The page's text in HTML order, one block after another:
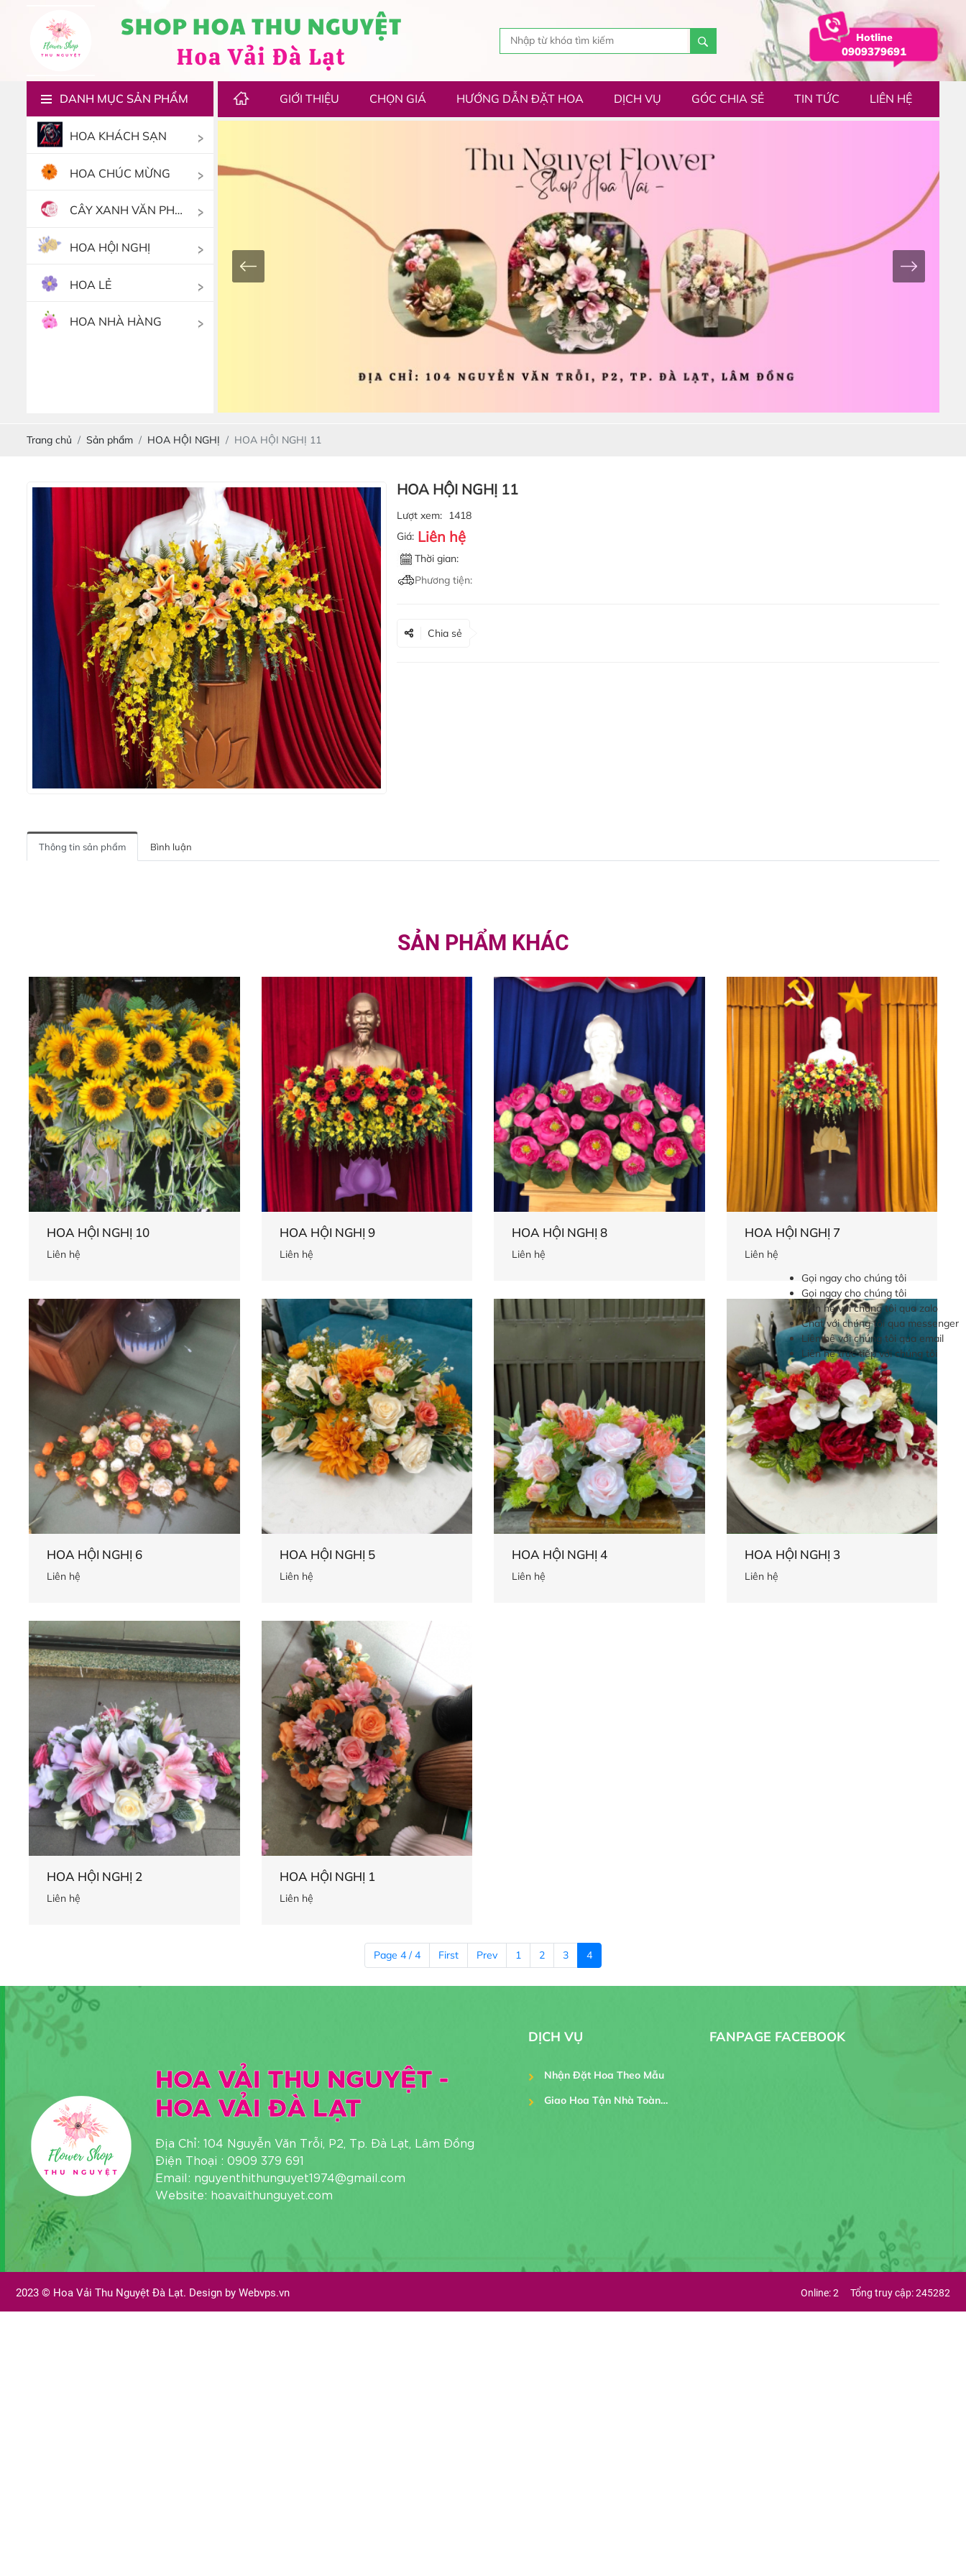
Hotline
0909379691
DANH MỤC SẢN PHẨM
HOA KHÁCH SẠN
HOA CHÚC MỪNG
CÂY XANH VĂN PHÒNG
HOA HỘI NGHỊ
HOA LẺ
HOA NHÀ HÀNG
GIỚI THIỆU CHỌN GIÁ HƯỚNG DẪN ĐẶT HOA DỊCH VỤ GÓC CHIA SẺ TIN TỨC LIÊN HỆ
Trang chủ Sản phẩm HOA HỘI NGHỊ HOA HỘI NGHỊ 11
HOA HỘI NGHỊ 11
Lượt xem: 1418
Giá: Liên hệ
Thời gian:
Phương tiện:
Chia sẻ
Thông tin sản phẩm Bình luận
SẢN PHẨM KHÁC
HOA HỘI NGHỊ 10
Liên hệ
HOA HỘI NGHỊ 9
Liên hệ
HOA HỘI NGHỊ 8
Liên hệ
HOA HỘI NGHỊ 7
Liên hệ
HOA HỘI NGHỊ 6
Liên hệ
HOA HỘI NGHỊ 5
Liên hệ
HOA HỘI NGHỊ 4
Liên hệ
HOA HỘI NGHỊ 3
Liên hệ
HOA HỘI NGHỊ 2
Liên hệ
HOA HỘI NGHỊ 1
Liên hệ
Page 4 / 4 First Prev 1 2 3 4
HOA VẢI THU NGUYỆT -
HOA VẢI ĐÀ LẠT
Địa Chỉ: 104 Nguyễn Văn Trỗi, P2, Tp. Đà Lạt, Lâm Đồng
Điện Thoại : 0909 379 691
Email: nguyenthithunguyet1974@gmail.com
Website: hoavaithunguyet.com
DỊCH VỤ
Nhận Đặt Hoa Theo Mẫu
Giao Hoa Tận Nhà Toàn
FANPAGE FACEBOOK
2023 © Hoa Vải Thu Nguyệt Đà Lạt. Design by Webvps.vn Online: 2 Tổng truy cập: 245282
Gọi ngay cho chúng tôi
Gọi ngay cho chúng tôi
Liên hệ với chúng tôi qua zalo
Chat với chúng tôi qua messenger
Liên hệ với chúng tôi qua email
Liên hệ trực tiếp với chúng tôi